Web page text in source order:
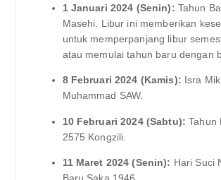
1 Januari 2024 (Senin): Tahun
Masehi. Libur ini memberikan
untuk memperpanjang libur
atau memulai tahun baru dengan
8 Februari 2024 (Kamis): Isra
Muhammad SAW.
10 Februari 2024 (Sabtu): Tahun
2575 Kongzili.
11 Maret 2024 (Senin): Hari Suci
Baru Saka 1946.